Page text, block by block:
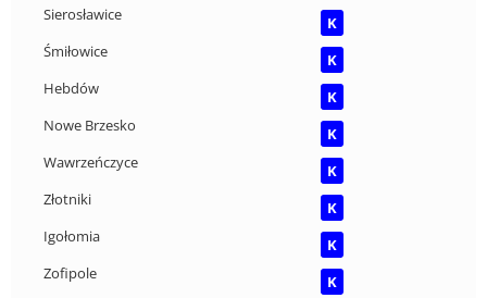
Sierosławice
K
Śmiłowice
K
Hebdów
K
Nowe Brzesko
K
Wawrzeńczyce
K
Złotniki
K
Igołomia
K
Zofipole
K